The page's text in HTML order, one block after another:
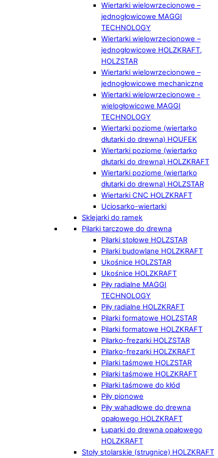
Wiertarki wielowrzecionowe –
jednogłowicowe MAGGI
TECHNOLOGY
Wiertarki wielowrzecionowe –
jednogłowicowe HOLZKRAFT,
HOLZSTAR
Wiertarki wielowrzecionowe –
jednogłowicowe mechaniczne
Wiertarki wielowrzecionowe -
wielogłowicowe MAGGI
TECHNOLOGY
Wiertarki poziome (wiertarko
dłutarki do drewna) HOUFEK
Wiertarki poziome (wiertarko
dłutarki do drewna) HOLZKRAFT
Wiertarki poziome (wiertarko
dłutarki do drewna) HOLZSTAR
Wiertarki CNC HOLZKRAFT
Uciosarko-wiertarki
Sklejarki do ramek
Pilarki tarczowe do drewna
Pilarki stołowe HOLZSTAR
Pilarki budowlane HOLZKRAFT
Ukośnice HOLZSTAR
Ukośnice HOLZKRAFT
Piły radialne MAGGI
TECHNOLOGY
Piły radialne HOLZKRAFT
Pilarki formatowe HOLZSTAR
Pilarki formatowe HOLZKRAFT
Pilarko-frezarki HOLZSTAR
Pilarko-frezarki HOLZKRAFT
Pilarki taśmowe HOLZSTAR
Pilarki taśmowe HOLZKRAFT
Pilarki taśmowe do kłód
Piły pionowe
Piły wahadłowe do drewna
opałowego HOLZKRAFT
Łuparki do drewna opałowego
HOLZKRAFT
Stoły stolarskie (strugnice) HOLZKRAFT